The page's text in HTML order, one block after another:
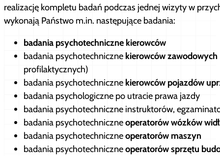
realizację kompletu badań podczas jednej wizyty w
wykonają Państwo m.in. następujące badania:
badania psychotechniczne kierowców
badania psychotechniczne kierowców zawodowych
profilaktycznych)
badania psychotechniczne kierowców pojazdów
badania psychologiczne po utracie prawa jazdy
badania psychotechniczne instruktorów,
badania psychotechniczneoperatorów wózków
badania psychotechniczneoperatorów maszyn
badania psychotechniczneoperatorów sprzętu